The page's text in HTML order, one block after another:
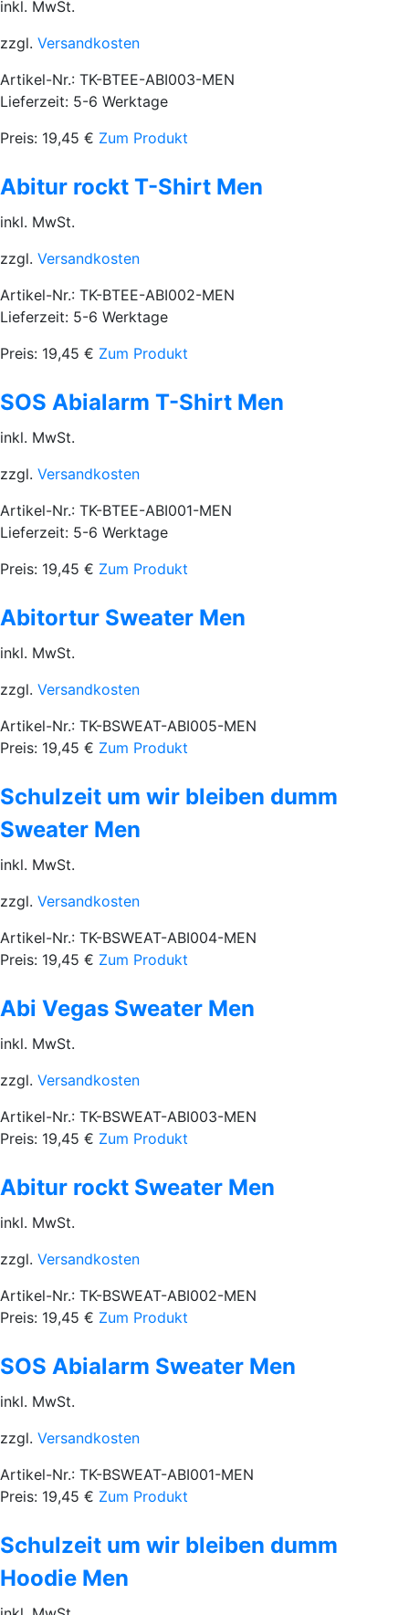
inkl. MwSt.
zzgl. Versandkosten
Artikel-Nr.: TK-BTEE-ABI003-MEN
Lieferzeit: 5-6 Werktage
Preis: 19,45 € Zum Produkt
Abitur rockt T-Shirt Men
inkl. MwSt.
zzgl. Versandkosten
Artikel-Nr.: TK-BTEE-ABI002-MEN
Lieferzeit: 5-6 Werktage
Preis: 19,45 € Zum Produkt
SOS Abialarm T-Shirt Men
inkl. MwSt.
zzgl. Versandkosten
Artikel-Nr.: TK-BTEE-ABI001-MEN
Lieferzeit: 5-6 Werktage
Preis: 19,45 € Zum Produkt
Abitortur Sweater Men
inkl. MwSt.
zzgl. Versandkosten
Artikel-Nr.: TK-BSWEAT-ABI005-MEN
Preis: 19,45 € Zum Produkt
Schulzeit um wir bleiben dumm
Sweater Men
inkl. MwSt.
zzgl. Versandkosten
Artikel-Nr.: TK-BSWEAT-ABI004-MEN
Preis: 19,45 € Zum Produkt
Abi Vegas Sweater Men
inkl. MwSt.
zzgl. Versandkosten
Artikel-Nr.: TK-BSWEAT-ABI003-MEN
Preis: 19,45 € Zum Produkt
Abitur rockt Sweater Men
inkl. MwSt.
zzgl. Versandkosten
Artikel-Nr.: TK-BSWEAT-ABI002-MEN
Preis: 19,45 € Zum Produkt
SOS Abialarm Sweater Men
inkl. MwSt.
zzgl. Versandkosten
Artikel-Nr.: TK-BSWEAT-ABI001-MEN
Preis: 19,45 € Zum Produkt
Schulzeit um wir bleiben dumm
Hoodie Men